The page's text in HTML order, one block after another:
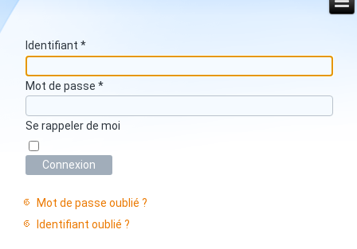
Identifiant *
Mot de passe *
Se rappeler de moi
Connexion
Mot de passe oublié ?
Identifiant oublié ?
précédente
précédent